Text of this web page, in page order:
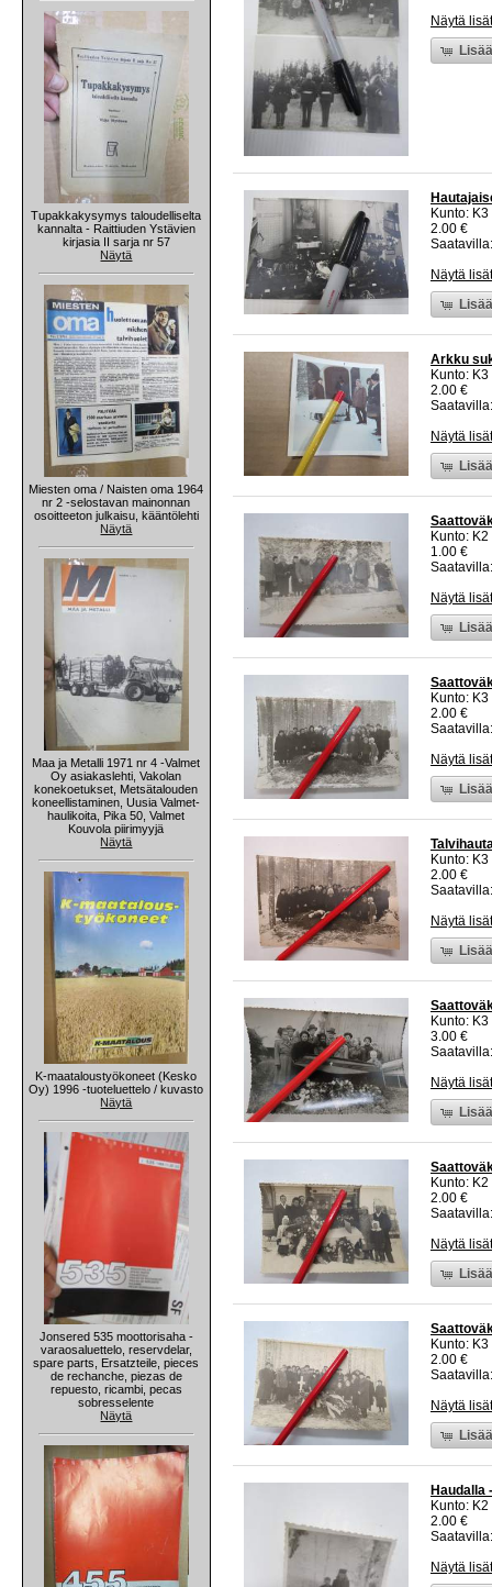
Tupakkakysymys taloudelliselta
kannalta - Raittiuden Ystävien
kirjasia II sarja nr 57
Näytä
Miesten oma / Naisten oma 1964
nr 2 -selostavan mainonnan
osoitteeton julkaisu, kääntölehti
Näytä
Maa ja Metalli 1971 nr 4 -Valmet
Oy asiakaslehti, Vakolan
konekoetukset, Metsätalouden
koneellistaminen, Uusia Valmet-
haulikoita, Pika 50, Valmet
Kouvola piirimyyjä
Näytä
K-maataloustyökoneet (Kesko
Oy) 1996 -tuoteluettelo / kuvasto
Näytä
Jonsered 535 moottorisaha -
varaosaluettelo, reservdelar,
spare parts, Ersatzteile, pieces
de rechanche, piezas de
repuesto, ricambi, pecas
sobresselente
Näytä
Näytä
Kunto:
2.00 €
Näytä
Arkku
Kunto:
2.00 €
Näytä
Kunto:
1.00 €
Näytä
Kunto:
2.00 €
Näytä
Kunto:
2.00 €
Näytä
Kunto:
3.00 €
Näytä
Kunto:
2.00 €
Näytä
Kunto:
2.00 €
Näytä
Haudalla
Kunto:
2.00 €
Näytä